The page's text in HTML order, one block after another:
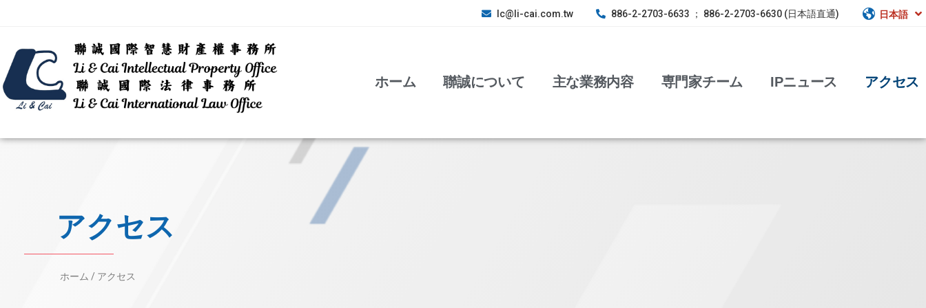
lc@li-cai.com.tw 886-2-2703-6633 ； 886-2-2703-6630 (日本語直通) 日本語
ホーム 聯誠について 主な業務内容 専門家チーム IPニュース アクセス
アクセス
ホーム / アクセス